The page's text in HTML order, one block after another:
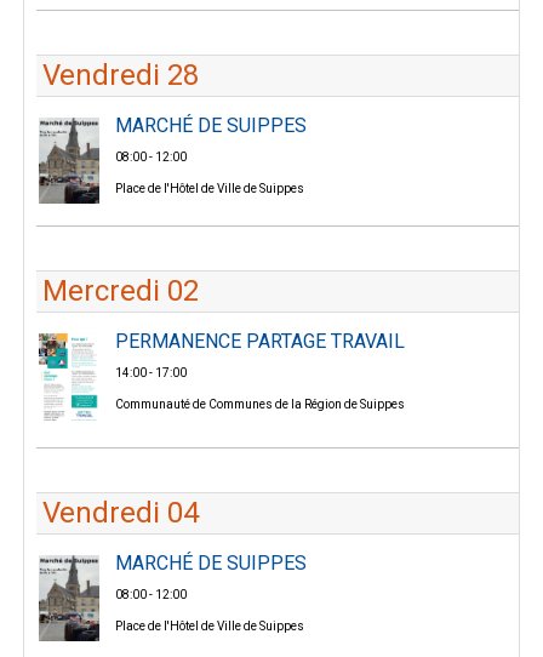
Vendredi 28
MARCHÉ DE SUIPPES
08:00 - 12:00
Place de l'Hôtel de Ville de Suippes
Mercredi 02
PERMANENCE PARTAGE TRAVAIL
14:00 - 17:00
Communauté de Communes de la Région de Suippes
Vendredi 04
MARCHÉ DE SUIPPES
08:00 - 12:00
Place de l'Hôtel de Ville de Suippes